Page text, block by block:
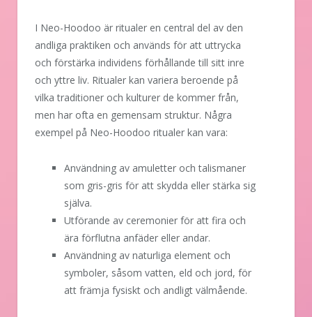
I Neo-Hoodoo är ritualer en central del av den
andliga praktiken och används för att uttrycka
och förstärka individens förhållande till sitt inre
och yttre liv. Ritualer kan variera beroende på
vilka traditioner och kulturer de kommer från,
men har ofta en gemensam struktur. Några
exempel på Neo-Hoodoo ritualer kan vara:
Användning av amuletter och talismaner
som gris-gris för att skydda eller stärka sig
själva.
Utförande av ceremonier för att fira och
ära förflutna anfäder eller andar.
Användning av naturliga element och
symboler, såsom vatten, eld och jord, för
att främja fysiskt och andligt välmående.